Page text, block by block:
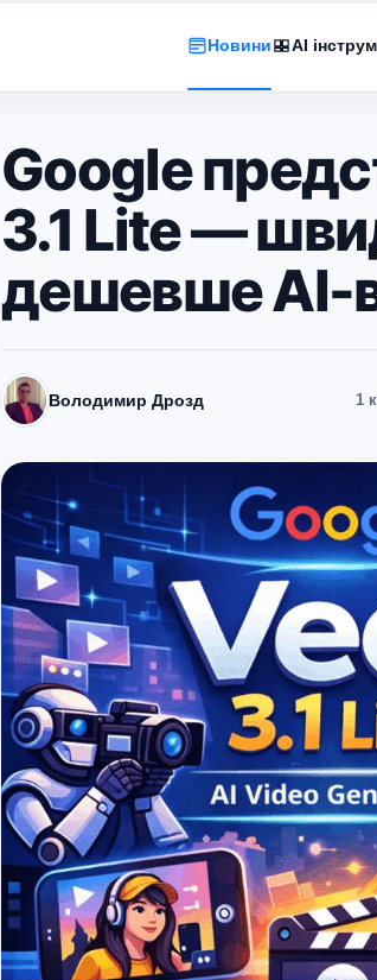
Новини AI
Google
3.1 Lite —
дешевше AI-
Володимир Дрозд 1